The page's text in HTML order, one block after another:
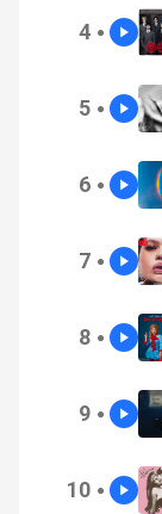
4 ●
5 ●
6 ●
7 ●
8 ●
9 ●
10 ●